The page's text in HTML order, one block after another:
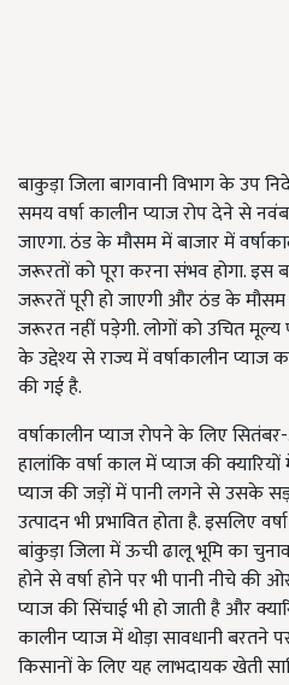
बाकुड़ा जिला बागवानी विभाग के उप
समय वर्षा कालीन प्याज रोप देने से
जाएगा. ठंड के मौसम में बाजार में
जरूरतों को पूरा करना संभव होगा. इस
जरूरतें पूरी हो जाएगी और ठंड के मौसम
जरूरत नहीं पड़ेगी. लोगों को उचित
के उद्देश्य से राज्य में वर्षाकालीन प्याज
की गई है.
वर्षाकालीन प्याज रोपने के लिए
हालांकि वर्षा काल में प्याज की
प्याज की जड़ों में पानी लगने से उसके
उत्पादन भी प्रभावित होता है. इसलिए
बांकुड़ा जिला में ऊची ढालू भूमि का
होने से वर्षा होने पर भी पानी नीचे
प्याज की सिंचाई भी हो जाती है और
कालीन प्याज में थोड़ा सावधानी बरतने
किसानों के लिए यह लाभदायक खेती